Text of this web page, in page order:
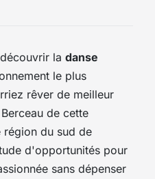
la danse
le plus
rêver de meilleur
de cette
du sud de
d'opportunités pour
sans dépenser